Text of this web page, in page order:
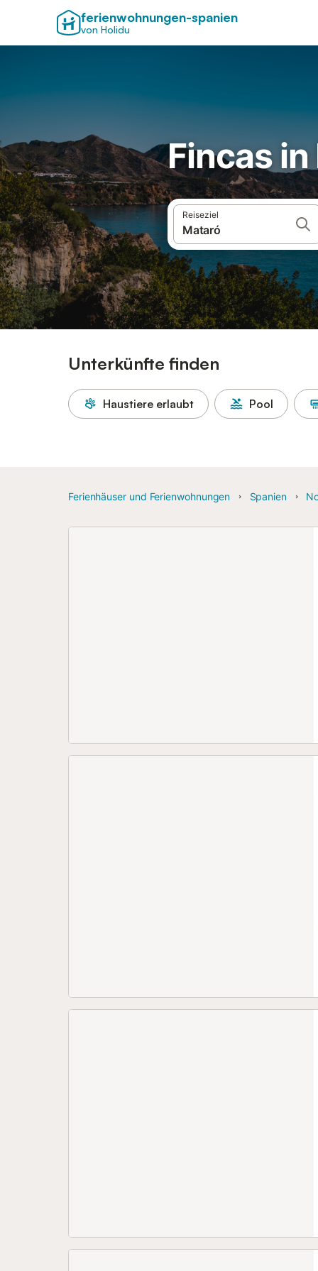
ferienwohnungen-spanien
von Holidu
Fincas
Reiseziel
Unterkünfte finden
Haustiere erlaubt Pool
Ferienhäuser und Ferienwohnungen Spanien